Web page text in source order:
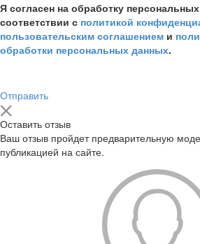
Я согласен на обработку
соответствии с политикой
пользовательским соглашением и
обработки персональных данных.
Отправить
Оставить отзыв
Ваш отзыв пройдет предварительную
публикацией на сайте.